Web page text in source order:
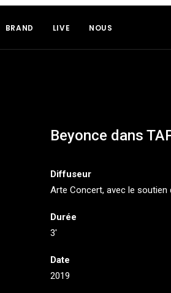
BRAND LIVE NOUS
Beyonce dans
Diffuseur
Arte Concert, avec le soutien
Durée
3′
Date
2019